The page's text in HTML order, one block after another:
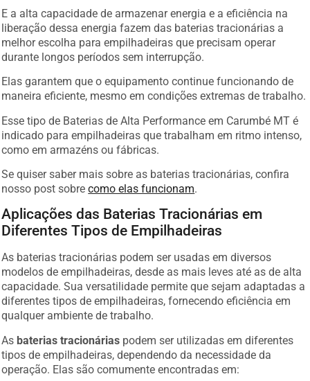
E a alta capacidade de armazenar energia e a eficiência na
liberação dessa energia fazem das baterias tracionárias a
melhor escolha para empilhadeiras que precisam operar
durante longos períodos sem interrupção.
Elas garantem que o equipamento continue funcionando de
maneira eficiente, mesmo em condições extremas de trabalho.
Esse tipo de Baterias de Alta Performance em Carumbé MT é
indicado para empilhadeiras que trabalham em ritmo intenso,
como em armazéns ou fábricas.
Se quiser saber mais sobre as baterias tracionárias, confira
nosso post sobre como elas funcionam
Aplicações das Baterias Tracionárias em
Diferentes Tipos de Empilhadeiras
As baterias tracionárias podem ser usadas em diversos
modelos de empilhadeiras, desde as mais leves até as de alta
capacidade. Sua versatilidade permite que sejam adaptadas a
diferentes tipos de empilhadeiras, fornecendo eficiência em
qualquer ambiente de trabalho.
As baterias tracionárias
podem ser utilizadas em diferentes
tipos de empilhadeiras, dependendo da necessidade da
operação. Elas são comumente encontradas em: